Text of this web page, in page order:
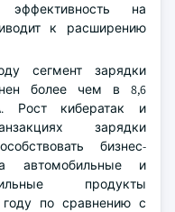
на
к расширению
сегмент зарядки
более чем в 8,6
Рост кибератак и
зарядки
бизнес-
автомобильные и
продукты
году по сравнению с